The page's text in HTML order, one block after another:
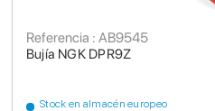
Bujía NGK DPR9Z
Referencia : AB9545
Stock en almacén europeo